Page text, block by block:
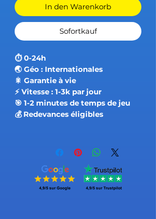
In den Warenkorb
Sofortkauf
⏱ 0-24h
🌏 Géo : Internationales
🎇 Garantie à vie
⚡️ Vitesse : 1-3k par jour
🎯 1-2 minutes de temps de jeu
💰 Redevances éligibles